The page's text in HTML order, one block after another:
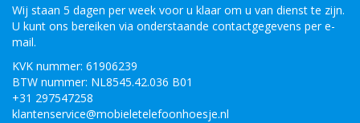
Wij staan 5 dagen per week voor u klaar om u van dienst te zijn.
U kunt ons bereiken via onderstaande contactgegevens per e-
mail.
KVK nummer: 61906239
BTW nummer: NL8545.42.036 B01
+31 297547258
klantenservice@mobieletelefoonhoesje.nl